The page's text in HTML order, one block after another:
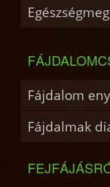
Fájdalom
Fájdalmak